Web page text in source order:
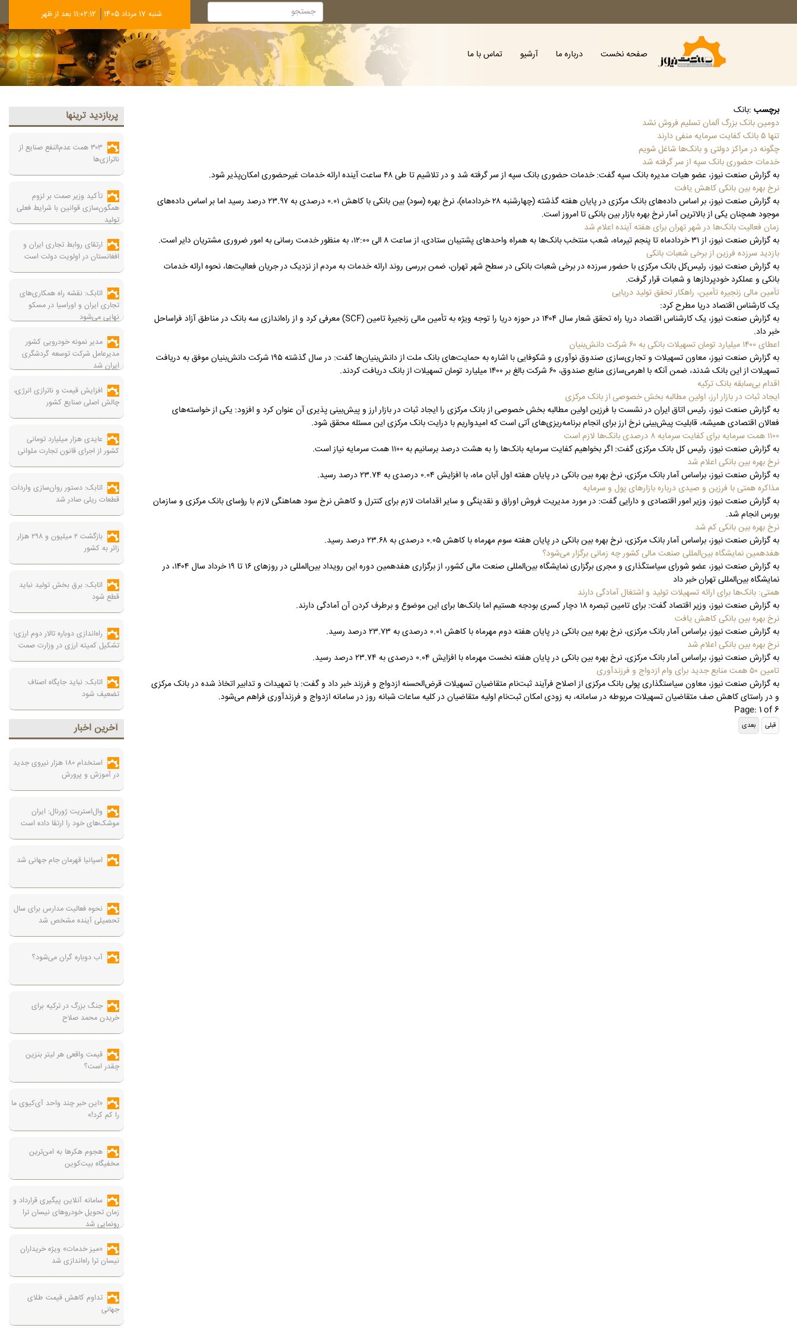
شنبه 17 مرداد 1405 11:02:13 بعد از ظهر
صفحه نخست درباره ما آرشیو تماس با ما
برچسب :بانک
دومین بانک بزرگ آلمان تسلیم فروش نشد
تنها ۵ بانک کفایت سرمایه منفی دارند
چگونه در مراکز دولتی و بانک‌ها شاغل شویم
خدمات حضوری بانک سپه از سر گرفته شد
به گزارش صنعت نیوز، عضو هیات مدیره بانک سپه گفت: خدمات حضوری بانک سپه از سر گرفته شد و در تلاشیم تا طی ۴۸ ساعت آینده ارائه خدمات غیرحضوری امکان‌پذیر شود.
نرخ بهره بین بانکی کاهش یافت
به گزارش صنعت نیوز، بر اساس داده‌های بانک مرکزی در پایان هفته گذشته (چهارشنبه ۲۸ خردادماه)، نرخ بهره (سود) بین بانکی با کاهش ۰.۰۱ درصدی به ۲۳.۹۷ درصد رسید اما بر اساس داده‌های
موجود همچنان یکی از بالاترین آمار نرخ بهره بازار بین بانکی تا امروز است.
زمان فعالیت بانک‌ها در شهر تهران برای هفته آینده اعلام شد
به گزارش صنعت نیوز، از ۳۱ خردادماه تا پنجم تیرماه، شعب منتخب بانک‌ها به همراه واحدهای پشتیبان ستادی، از ساعت ٨ الی ۱۲:۰۰، به منظور خدمت رسانی به امور ضروری مشتریان دایر است.
بازدید سرزده فرزین از برخی شعبات بانکی
به گزارش صنعت نیوز، رئیس‌کل بانک مرکزی با حضور سرزده در برخی شعبات بانکی در سطح شهر تهران، ضمن بررسی روند ارائه خدمات به مردم از نزدیک در جریان فعالیت‌ها، نحوه ارائه خدمات
بانکی و عملکرد خودپردازها و شعبات قرار گرفت.
تأمین مالی زنجیره تأمین، راهکار تحقق تولید دریایی
یک کارشناس اقتصاد دریا مطرح کرد:
به گزارش صنعت نیوز، یک کارشناس اقتصاد دریا راه تحقق شعار سال ۱۴۰۴ در حوزه دریا را توجه ویژه به تأمین مالی زنجیرۀ تامین (SCF) معرفی کرد و از راه‌اندازی سه بانک در مناطق آزاد فراساحل
خبر داد.
اعطای ۱۴۰۰ میلیارد تومان تسهیلات بانکی به ۶۰ شرکت دانش‌بنیان
به گزارش صنعت نیوز، معاون تسهیلات و تجاری‌سازی صندوق نوآوری و شکوفایی با اشاره به حمایت‌های بانک ملت از دانش‌بنیان‌ها گفت: در سال گذشته ۱۹۵ شرکت‌ دانش‌بنیان موفق به دریافت
تسهیلات از این بانک شدند، ضمن آنکه با اهرمی‌سازی منابع صندوق، ۶۰ شرکت بالغ بر ۱۴۰۰ میلیارد تومان تسهیلات از بانک دریافت کردند.
اقدام بی‌سابقه بانک ترکیه
ایجاد ثبات در بازار ارز، اولین مطالبه بخش خصوصی از بانک مرکزی
به گزارش صنعت نیوز، رئیس اتاق ایران در نشست با فرزین اولین مطالبه بخش خصوصی از بانک مرکزی را ایجاد ثبات در بازار ارز و پیش‌بینی پذیری آن عنوان کرد و افزود: یکی از خواسته‌های
فعالان اقتصادی همیشه، قابلیت پیش‌بینی نرخ ارز برای انجام برنامه‌ریزی‌های آتی است که امیدواریم با درایت بانک مرکزی این مسئله محقق شود.
۱۱۰۰ همت سرمایه برای کفایت سرمایه ۸ درصدی بانک‌ها لازم است
به گزارش صنعت نیوز، رئیس کل بانک مرکزی گفت: اگر بخواهیم کفایت سرمایه بانک‌ها را به هشت درصد برسانیم به ۱۱۰۰ همت سرمایه نیاز است.
نرخ بهره بین بانکی اعلام شد
به گزارش صنعت نیوز، براساس آمار بانک مرکزی، نرخ بهره بین بانکی در پایان هفته اول آبان ماه، با افزایش ۰.۰۴ درصدی به ۲۳.۷۴ درصد رسید.
مذاکره همتی با فرزین و صیدی درباره بازارهای پول و سرمایه
به گزارش صنعت نیوز، وزیر امور اقتصادی و دارایی گفت: در مورد مدیریت فروش اوراق و نقدینگی و سایر اقدامات لازم برای کنترل و کاهش نرخ سود هماهنگی لازم با رؤسای بانک مرکزی و سازمان
بورس انجام شد.
نرخ بهره بین بانکی کم شد
به گزارش صنعت نیوز، براساس آمار بانک مرکزی، نرخ بهره بین بانکی در پایان هفته سوم مهرماه با کاهش ۰.۰۵ درصدی به ۲۳.۶۸ درصد رسید.
هفدهمین نمایشگاه بین‌المللی صنعت مالی کشور چه زمانی برگزار می‌شود؟
به گزارش صنعت نیوز، عضو شورای سیاستگذاری و مجری برگزاری نمایشگاه بین‌المللی صنعت مالی کشور، از برگزاری هفدهمین دوره این رویداد بین‌المللی در روزهای ۱۶ تا ۱۹ خرداد سال ۱۴۰۴، در
نمایشگاه بین‌المللی تهران خبر داد
همتی: بانک‌ها برای ارائه تسهیلات تولید و اشتغال آمادگی دارند
به گزارش صنعت نیوز، وزیر اقتصاد گفت: برای تامین تبصره ۱۸ دچار کسری بودجه هستیم اما بانک‌ها برای این موضوع و برطرف کردن آن آمادگی دارند.
نرخ بهره بین بانکی کاهش یافت
به گزارش صنعت نیوز، براساس آمار بانک مرکزی، نرخ بهره بین بانکی در پایان هفته دوم مهرماه با کاهش ۰.۰۱ درصدی به ۲۳.۷۳ درصد رسید.
نرخ بهره بین بانکی اعلام شد
به گزارش صنعت نیوز، براساس آمار بانک مرکزی، نرخ بهره بین بانکی در پایان هفته نخست مهرماه با افزایش ۰.۰۴ درصدی به ۲۳.۷۴ درصد رسید.
تامین ۵۰ همت منابع جدید برای وام ازدواج و فرزندآوری
به گزارش صنعت نیوز، معاون سیاستگذاری پولی بانک مرکزی از اصلاح فرآیند ثبت‌نام متقاضیان تسهیلات قرض‌الحسنه ازدواج و فرزند خبر داد و گفت: با تمهیدات و تدابیر اتخاذ شده در بانک مرکزی
و در راستای کاهش صف متقاضیان تسهیلات مربوطه در سامانه، به زودی امکان ثبت‌نام اولیه متقاضیان در کلیه ساعات شبانه روز در سامانه ازدواج و فرزندآوری فراهم می‌شود.
Page: 1 of 6
پربازديد ترينها
۳۰۳ همت عدم‌النفع صنایع از
ناترازی‌ها
تأکید وزیر صمت بر لزوم
همگون‌سازی قوانین با شرایط فعلی
تولید
ارتقای روابط تجاری ایران و
افغانستان در اولویت دولت است
اتابک: نقشه راه همکاری‌های
تجاری ایران و اوراسیا در مسکو
نهایی می‌شود
مدیر نمونه خودرویی کشور
مدیرعامل شرکت توسعه گردشگری
ایران شد
افزایش قیمت و ناترازی انرژی،
چالش اصلی صنایع کشور
عایدی هزار میلیارد تومانی
کشور از اجرای قانون تجارت ملوانی
اتابک: دستور روان‌سازی واردات
قطعات ریلی صادر شد
بازگشت ۲ میلیون و ۲۹۸ هزار
زائر به کشور
اتابک: برق بخش تولید نباید
قطع شود
راه‌اندازی دوباره تالار دوم ارزی؛
تشکیل کمیته ارزی در وزارت صمت
اتابک: نباید جایگاه اصناف
تضعیف شود
آخرين اخبار
استخدام ۱۸۰ هزار نیروی جدید
در آموزش‌ و پرورش
وال‌استریت ژورنال: ایران
موشک‌های خود را ارتقا داده است
اسپانیا قهرمان جام جهانی شد
نحوه فعالیت مدارس برای سال
تحصیلی آینده مشخص شد
آب دوباره گران می‌شود؟
جنگ بزرگ در ترکیه برای
خریدن محمد صلاح
قیمت واقعی هر لیتر بنزین
چقدر است؟
«این خبر چند واحد آی‌کیوی ما
را کم کرد!»
هجوم هکرها به امن‌ترین
مخفیگاه بیت‌کوین
سامانه آنلاین پیگیری قرارداد‌ و
زمان تحویل خودرو‌های نیسان ترا
رونمایی شد
«میز خدمات» ویژه خریداران
نیسان ترا راه‌اندازی شد
تداوم کاهش قیمت طلای
جهانی